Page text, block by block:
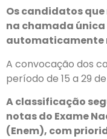
Os candidatos
na chamada
automaticamente
A convocação dos
período de 15 a 29
A classificação
notas do Exame
(Enem), com